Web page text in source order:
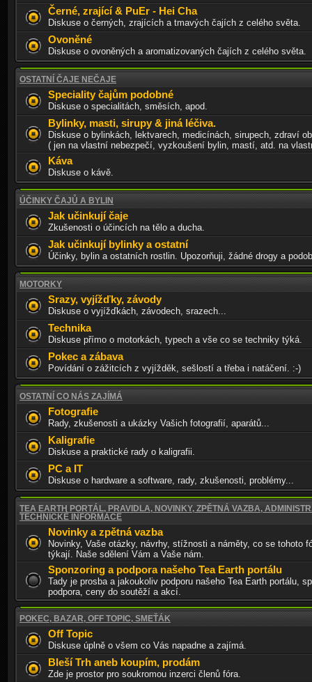
Černé, zrající & PuEr - Hei Cha
Diskuse o černých, zrajících a tmavých čajích z celého světa.
Ovoněné
Diskuse o ovoněných a aromatizovaných čajích z celého světa.
OSTATNÍ ČAJE NEČAJE
Speciality čajům podobné
Diskuse o specialitách, směsích, apod.
Bylinky, masti, sirupy & jiná léčiva.
Diskuse o bylinkách, lektvarech, medicínách, sirupech, zdraví
( jen na vlastní nebezpečí, vyzkoušení bylin, mastí, atd. na
Káva
Diskuse o kávě.
ÚČINKY ČAJŮ A BYLIN
Jak učinkují čaje
Zkušenosti o účincích na tělo a ducha.
Jak učinkují bylinky a ostatní
Účinky, bylin a ostatních rostlin. Upozorňuji, žádné drogy a
MOTORKY
Srazy, vyjížďky, závody
Diskuse o vyjížďkách, závodech, srazech...
Technika
Diskuse přímo o motorkách, typech a vše co se techniky týká.
Pokec a zábava
Povídání o zážitcích z vyjížděk, sešlostí a třeba i natáčení. :-)
OSTATNÍ CO NÁS ZAJÍMÁ
Fotografie
Rady, zkušenosti a ukázky Vašich fotografií, aparátů...
Kaligrafie
Diskuse a praktické rady o kaligrafii.
PC a IT
Diskuse o hardware a software, rady, zkušenosti, problémy...
TEA EARTH PORTÁL, PRAVIDLA, NOVINKY, ZPĚTNÁ VAZBA,
TECHNICKÉ INFORMACE
Novinky a zpětná vazba
Novinky, Vaše otázky, návrhy, stížnosti a náměty, co se tohoto
týkají. Naše sdělení Vám a Vaše nám.
Sponzoring a podpora našeho Tea Earth portálu
Tady je prosba a jakoukoliv podporu našeho Tea Earth portálu,
podpora, ceny do soutěží a akcí.
POKEC, BAZAR, OFF TOPIC, SMEŤÁK
Off Topic
Diskuse úplně o všem co Vás napadne a zajímá.
Bleší Trh aneb koupím, prodám
Zde je prostor pro soukromou inzerci členů fóra.